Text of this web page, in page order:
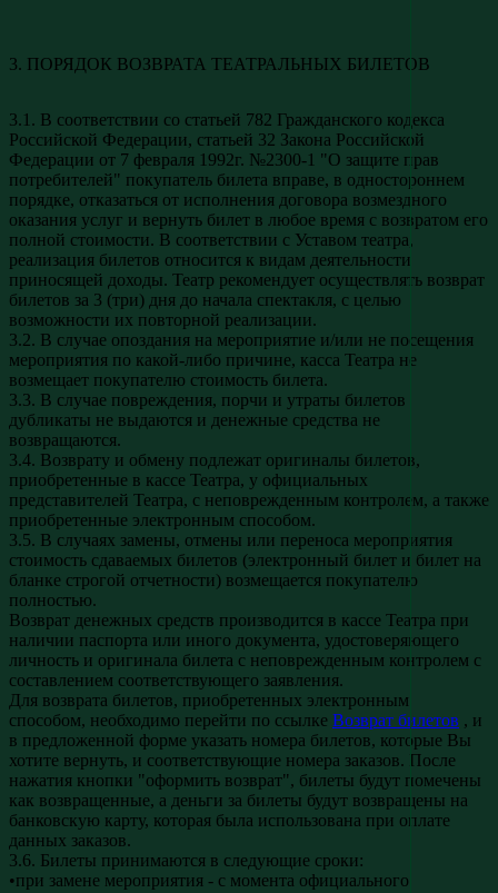
3. ПОРЯДОК ВОЗВРАТА ТЕАТРАЛЬНЫХ БИЛЕТОВ
3.1. В соответствии со статьей 782 Гражданского кодекса
Российской Федерации, статьей 32 Закона Российской
Федерации от 7 февраля 1992г. №2300-1 "О защите прав
потребителей" покупатель билета вправе, в одностороннем
порядке, отказаться от исполнения договора возмездного
оказания услуг и вернуть билет в любое время с возвратом его
полной стоимости. В соответствии с Уставом театра,
реализация билетов относится к видам деятельности
приносящей доходы. Театр рекомендует осуществлять возврат
билетов за 3 (три) дня до начала спектакля, с целью
возможности их повторной реализации.
3.2. В случае опоздания на мероприятие и/или не посещения
мероприятия по какой-либо причине, касса Театра не
возмещает покупателю стоимость билета.
3.3. В случае повреждения, порчи и утраты билетов
дубликаты не выдаются и денежные средства не
возвращаются.
3.4. Возврату и обмену подлежат оригиналы билетов,
приобретенные в кассе Театра, у официальных
представителей Театра, с неповрежденным контролем, а также
приобретенные электронным способом.
3.5. В случаях замены, отмены или переноса мероприятия
стоимость сдаваемых билетов (электронный билет и билет на
бланке строгой отчетности) возмещается покупателю
полностью.
Возврат денежных средств производится в кассе Театра при
наличии паспорта или иного документа, удостоверяющего
личность и оригинала билета с неповрежденным контролем с
составлением соответствующего заявления.
Для возврата билетов, приобретенных электронным
способом, необходимо перейти по ссылке Возврат билетов , и
в предложенной форме указать номера билетов, которые Вы
хотите вернуть, и соответствующие номера заказов. После
нажатия кнопки "оформить возврат", билеты будут помечены
как возвращенные, а деньги за билеты будут возвращены на
банковскую карту, которая была использована при оплате
данных заказов.
3.6. Билеты принимаются в следующие сроки:
•при замене мероприятия - с момента официального